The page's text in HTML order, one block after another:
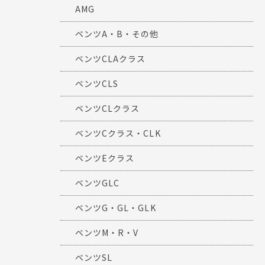
AMG
ベンツA・B・その他
ベンツCLAクラス
ベンツCLS
ベンツCLクラス
ベンツCクラス・CLK
ベンツEクラス
ベンツGLC
ベンツG・GL・GLK
ベンツM・R・V
ベンツSL